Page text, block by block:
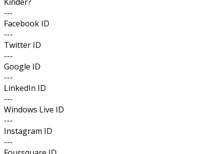
---
Facebook ID
---
Twitter ID
---
Google ID
---
LinkedIn ID
---
Windows Live ID
---
Instagram ID
---